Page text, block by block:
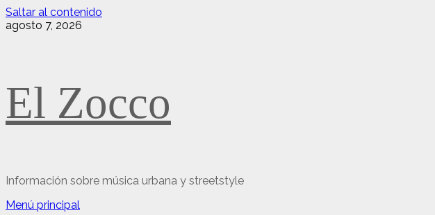
Saltar al contenido
agosto 7, 2026
El Zocco
Información sobre música urbana y streetstyle
Menú principal